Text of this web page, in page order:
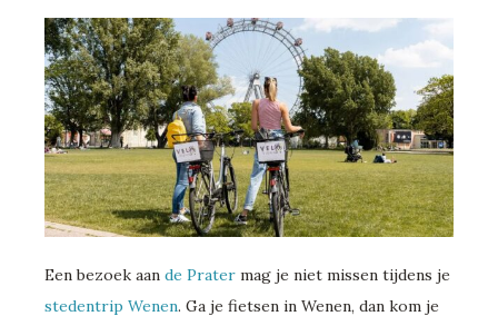
Een bezoek aan de Prater mag je niet missen tijdens je
stedentrip Wenen. Ga je fietsen in Wenen, dan kom je